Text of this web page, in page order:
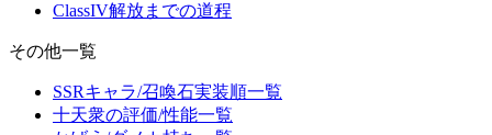
ClassIV解放までの道程
その他一覧
SSRキャラ/召喚石実装順一覧
十天衆の評価/性能一覧